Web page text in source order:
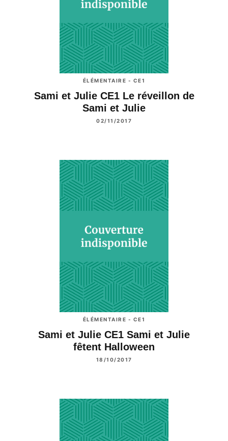
ÉLÉMENTAIRE - CE1
Sami et Julie CE1 Le réveillon de
Sami et Julie
02/11/2017
ÉLÉMENTAIRE - CE1
Sami et Julie CE1 Sami et Julie
fêtent Halloween
18/10/2017